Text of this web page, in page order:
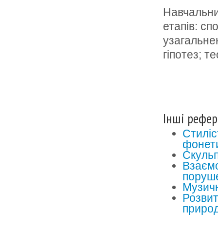
етапів:
гіпотез;
Інші